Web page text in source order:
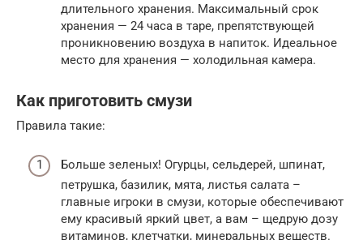
длительного хранения. Максимальный срок
хранения — 24 часа в таре, препятствующей
проникновению воздуха в напиток. Идеальное
место для хранения — холодильная камера.
Как приготовить смузи
Правила такие:
Больше зеленых! Огурцы, сельдерей, шпинат,
петрушка, базилик, мята, листья салата –
главные игроки в смузи, которые обеспечивают
ему красивый яркий цвет, а вам – щедрую дозу
витаминов, клетчатки, минеральных веществ.